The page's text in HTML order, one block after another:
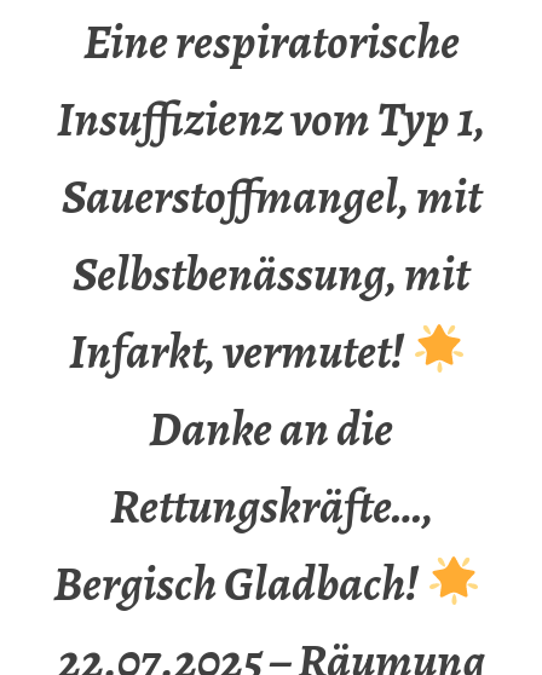
Eine respiratorische
Insuffizienz vom Typ 1,
Sauerstoffmangel, mit
Selbstbenässung, mit
Infarkt, vermutet!
Danke an die
Rettungskräfte…,
Bergisch Gladbach!
22.07.2025 – Räumung